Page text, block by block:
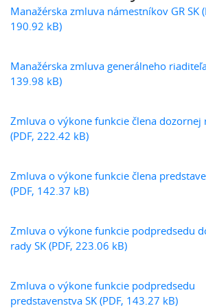
Manažérska zmluva námestníkov GR SK
190.92 kB)
Manažérska zmluva generálneho riaditeľa
139.98 kB)
Zmluva o výkone funkcie člena dozornej
(PDF, 222.42 kB)
Zmluva o výkone funkcie člena
(PDF, 142.37 kB)
Zmluva o výkone funkcie podpredsedu
rady SK (PDF, 223.06 kB)
Zmluva o výkone funkcie podpredsedu
predstavenstva SK (PDF, 143.27 kB)